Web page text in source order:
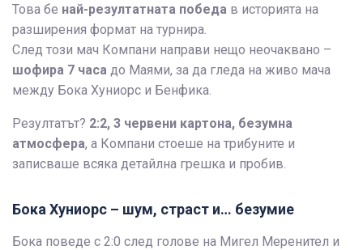
Това бе най-резултатната победа в историята на
разширения формат на турнира.
След този мач Компани направи нещо неочаквано –
шофира 7 часа до Маями, за да гледа на живо мача
между Бока Хуниорс и Бенфика.
Резултатът? 2:2, 3 червени картона, безумна
атмосфера, а Компани стоеше на трибуните и
записваше всяка детайлна грешка и пробив.
Бока Хуниорс – шум, страст и… безумие
Бока поведе с 2:0 след голове на Мигел Меренител и